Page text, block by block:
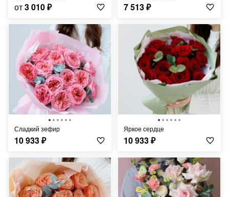
от3 010₽ 7 513₽
Сладкий зефир
10 933₽
Яркое сердце
10 933₽